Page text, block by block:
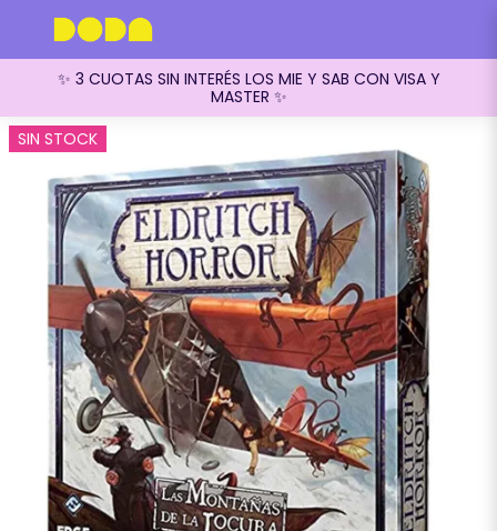
✨ 3 CUOTAS SIN INTERÉS LOS MIE Y SAB CON VISA Y
MASTER ✨
SIN STOCK